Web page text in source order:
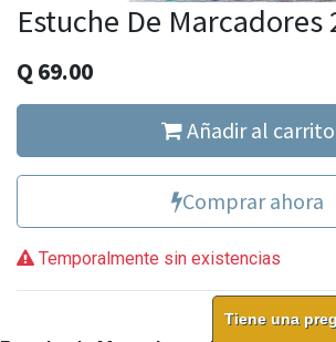
Estuche De Marcadores
Q 69.00
Añadir al carrito
Comprar ahora
Temporalmente sin existencias
Tiene una